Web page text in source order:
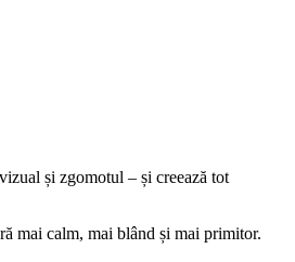
și zgomotul – și creează tot
mai calm, mai blând și mai primitor.